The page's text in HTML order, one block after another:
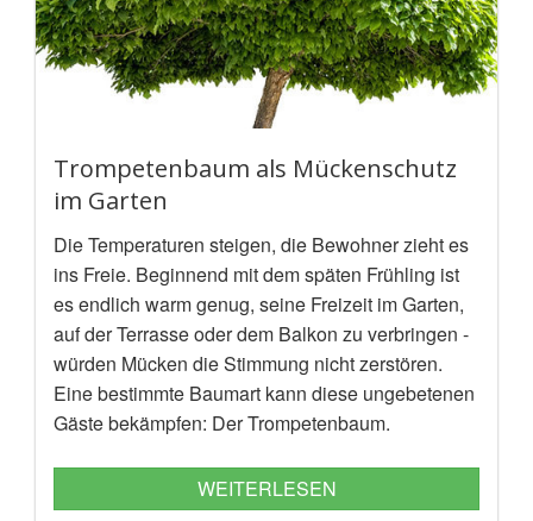
Trompetenbaum als Mückenschutz
im Garten
Die Temperaturen steigen, die Bewohner zieht es
ins Freie. Beginnend mit dem späten Frühling ist
es endlich warm genug, seine Freizeit im Garten,
auf der Terrasse oder dem Balkon zu verbringen -
würden Mücken die Stimmung nicht zerstören.
Eine bestimmte Baumart kann diese ungebetenen
Gäste bekämpfen: Der Trompetenbaum.
WEITERLESEN